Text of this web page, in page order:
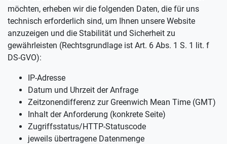
möchten, erheben wir die folgenden Daten, die für uns
technisch erforderlich sind, um Ihnen unsere Website
anzuzeigen und die Stabilität und Sicherheit zu
gewährleisten (Rechtsgrundlage ist Art. 6 Abs. 1 S. 1 lit. f
DS-GVO):
IP-Adresse
Datum und Uhrzeit der Anfrage
Zeitzonendifferenz zur Greenwich Mean Time (GMT)
Inhalt der Anforderung (konkrete Seite)
Zugriffsstatus/HTTP-Statuscode
jeweils übertragene Datenmenge